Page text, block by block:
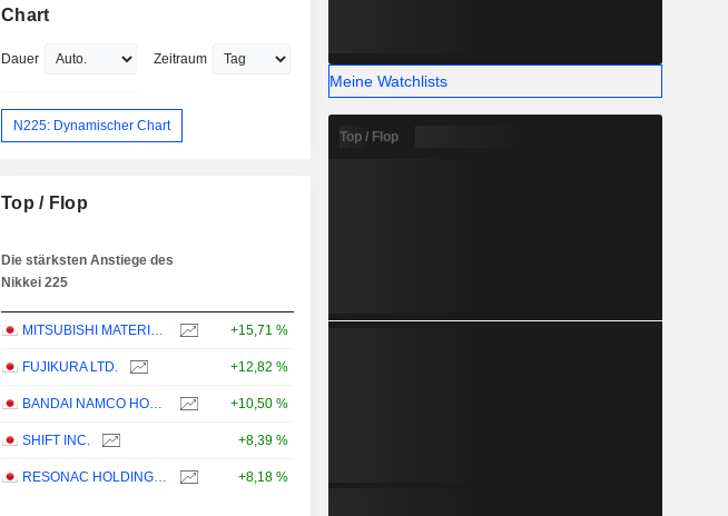
Chart
Dauer Zeitraum
N225: Dynamischer Chart
Top / Flop
Die stärksten Anstiege des
Nikkei 225
MITSUBISHI MATERIALS CORPORATION +15,71 %
FUJIKURA LTD. +12,82 %
BANDAI NAMCO HOLDINGS INC. +10,50 %
SHIFT INC. +8,39 %
RESONAC HOLDINGS CORPORATION +8,18 %
Meine Watchlists
Top / Flop